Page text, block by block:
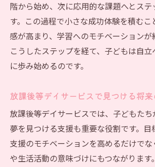
階から始め、次に応用的な課題へとス
す。この過程で小さな成功体験を積むこ
感が高まり、学習へのモチベーションが
こうしたステップを経て、子どもは自
に歩み始めるのです。
放課後等デイサービスで見つける将
放課後等デイサービスでは、子どもた
夢を見つける支援も重要な役割です。
支援のモチベーションを高めるだけで
や生活活動の意味づけにもつながりま